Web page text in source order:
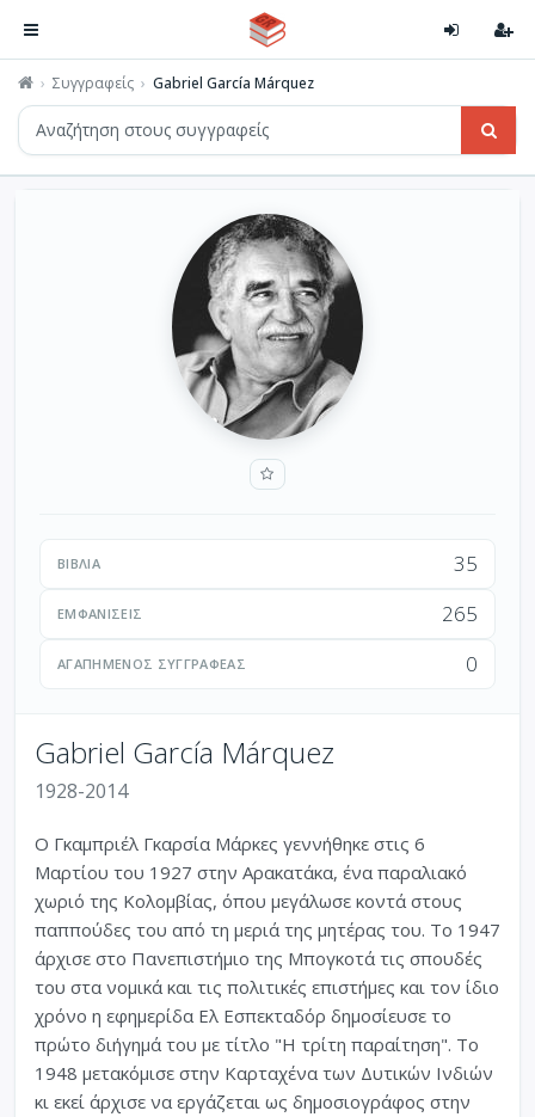
Συγγραφείς Gabriel García Márquez
ΒΙΒΛΊΑ 35
ΕΜΦΑΝΊΣΕΙΣ 265
ΑΓΑΠΗΜΈΝΟΣ ΣΥΓΓΡΑΦΈΑΣ 0
Gabriel García Márquez
1928-2014
Ο Γκαμπριέλ Γκαρσία Μάρκες γεννήθηκε στις 6
Μαρτίου του 1927 στην Αρακατάκα, ένα παραλιακό
χωριό της Κολομβίας, όπου μεγάλωσε κοντά στους
παππούδες του από τη μεριά της μητέρας του. Το 1947
άρχισε στο Πανεπιστήμιο της Μπογκοτά τις σπουδές
του στα νομικά και τις πολιτικές επιστήμες και τον ίδιο
χρόνο η εφημερίδα Ελ Εσπεκταδόρ δημοσίευσε το
πρώτο διήγημά του με τίτλο "Η τρίτη παραίτηση". Το
1948 μετακόμισε στην Καρταχένα των Δυτικών Ινδιών
κι εκεί άρχισε να εργάζεται ως δημοσιογράφος στην